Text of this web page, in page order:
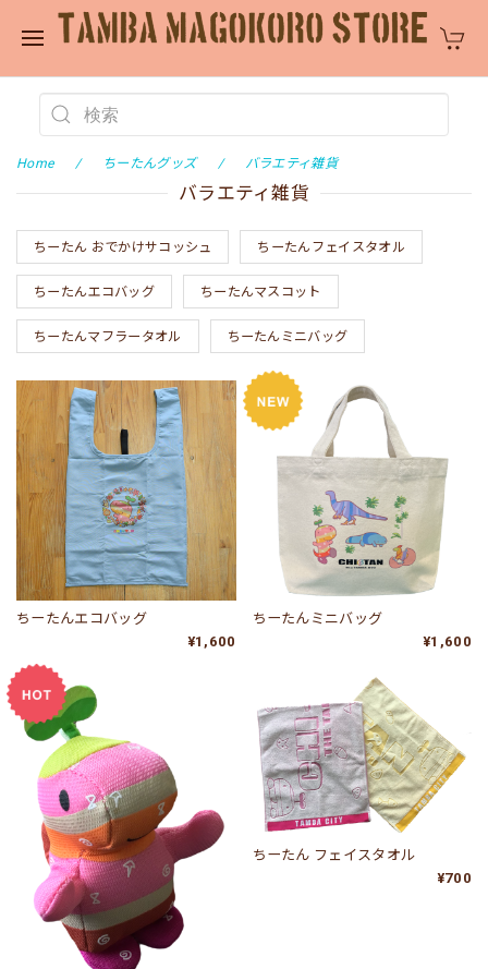
Home ちーたんグッズ バラエティ雑貨
バラエティ雑貨
ちーたん おでかけサコッシュ ちーたんフェイスタオル
ちーたんエコバッグ ちーたんマスコット
ちーたんマフラータオル ちーたんミニバッグ
ちーたんエコバッグ
¥1,600
ちーたんミニバッグ
¥1,600
ちーたん フェイスタオル
¥700